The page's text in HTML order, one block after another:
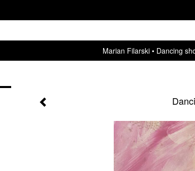
Marian Filarski Dancing